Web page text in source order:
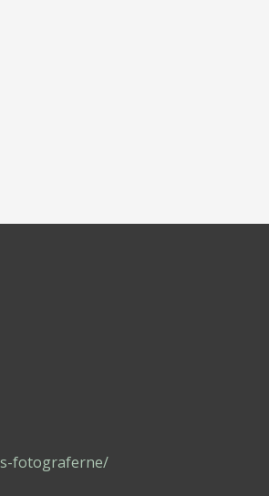
fotograferne/